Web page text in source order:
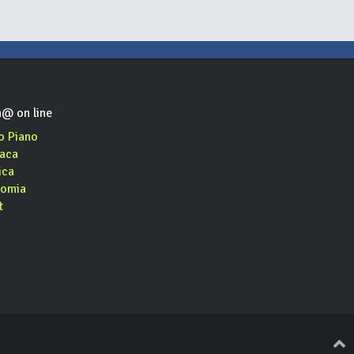
on line
Piano